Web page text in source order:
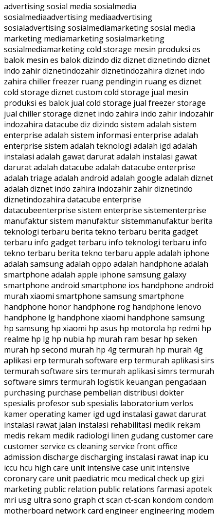
advertising sosial media sosialmedia
sosialmediaadvertising mediaadvertising
sosialadvertising sosialmediamarketing sosial media
marketing mediamarketing sosialmarketing
sosialmediamarketing cold storage mesin produksi es
balok mesin es balok dizindo diz diznet diznetindo diznet
indo zahir diznetindozahir diznetindozahira diznet indo
zahira chiller freezer ruang pendingin ruang es diznet
cold storage diznet custom cold storage jual mesin
produksi es balok jual cold storage jual freezer storage
jual chiller storage diznet indo zahira indo zahir indozahir
indozahira datacube diz dizindo sistem adalah sistem
enterprise adalah sistem informasi enterprise adalah
enterprise sistem adalah teknologi adalah igd adalah
instalasi adalah gawat darurat adalah instalasi gawat
darurat adalah datacube adalah datacube enterprise
adalah triage adalah android adalah google adalah diznet
adalah diznet indo zahira indozahir zahir diznetindo
diznetindozahira datacube enterprise
datacubeenterprise sistem enterprise sistementerprise
manufaktur sistem manufaktur sistemmanufaktur berita
teknologi terbaru berita tekno terbaru berita gadget
terbaru info gadget terbaru info teknologi terbaru info
tekno terbaru berita tekno terbaru apple adalah iphone
adalah samsung adalah oppo adalah handphone adalah
smartphone adalah apple iphone samsung galaxy
smartphone android smartphone ios handphone android
murah xiaomi smartphone samsung smartphone
handphone honor handphone rog handphone lenovo
handphone lg handphone xiaomi handphone samsung
hp samsung hp xiaomi hp asus hp motorola hp redmi hp
realme hp lg hp nubia hp murah ram besar hp seken
murah hp second murah hp 4g termurah hp murah 4g
aplikasi erp termurah software erp termurah aplikasi sirs
termurah software sirs termurah aplikasi simrs termurah
software simrs termurah logistik keuangan pengadaan
purchasing purchase pembelian distribusi dokter
spesialis profesor sub spesialis laboratorium verlos
kamer operating kamer igd ugd instalasi gawat darurat
instalasi rawat jalan instalasi rehabilitasi medik rekam
medis rekam medik radiologi linen gudang customer care
customer service cs cleaning service front office
admission discharge discharging instalasi rawat inap icu
iccu hcu high care unit intensive case unit intensive
coronary care unit paediatric mcu medical check up gizi
marketing public relation public relations farmasi apotek
mri usg ultra sono graph ct scan ct-scan kondom condom
motherboard network card engineer engineering modem